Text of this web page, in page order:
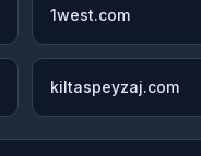
1west.com
kiltaspeyzaj.com